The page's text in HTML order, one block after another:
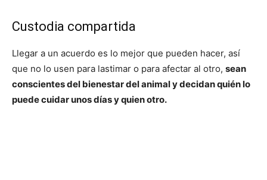
Custodia compartida
Llegar a un acuerdo es lo mejor que pueden hacer, así
que no lo usen para lastimar o para afectar al otro, sean
conscientes del bienestar del animal y decidan quién lo
puede cuidar unos días y quien otro.